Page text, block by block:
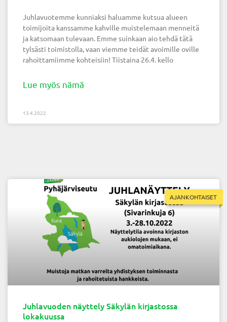
AJANKOHTAISET
Juhlavuoden näyttely Säkylän kirjastossa
lokakuussa
Juhlavuotemme kunniaksi haluamme kutsua alueen
toimijoita kanssamme kahville muistelemaan menneitä
ja katsomaan tulevaan. Emme suinkaan aio tehdä tätä
tylsästi toimistolla, vaan viemme teidät avoimille oville
rahoittamiimme kohteisiin! Tiistaina 26.4. kello
Lue myös nämä
13.4.2022